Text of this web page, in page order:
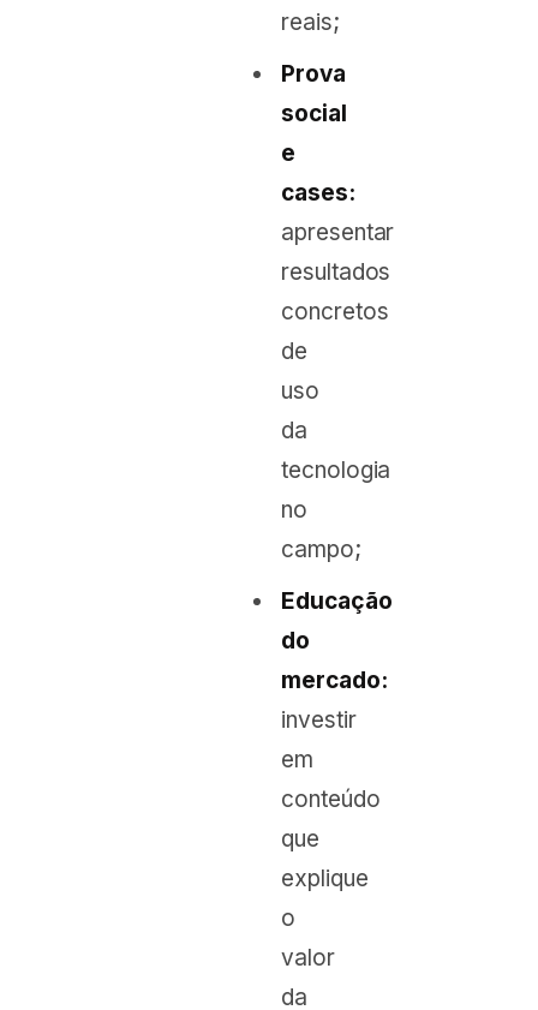
reais;
Prova
social
e
cases:
apresentar
resultados
concretos
de
uso
da
tecnologia
no
campo;
Educação
do
mercado:
investir
em
conteúdo
que
explique
o
valor
da